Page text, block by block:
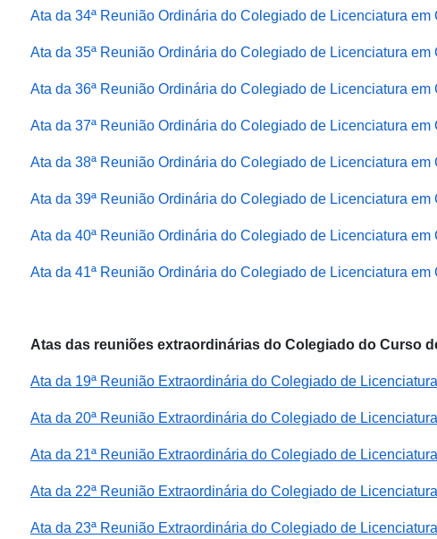
Ata da 34ª Reunião Ordinária do Colegiado de Licenciatura
Ata da 35ª Reunião Ordinária do Colegiado de Licenciatura
Ata da 36ª Reunião Ordinária do Colegiado de Licenciatura
Ata da 37ª Reunião Ordinária do Colegiado de Licenciatura
Ata da 38ª Reunião Ordinária do Colegiado de Licenciatura
Ata da 39ª Reunião Ordinária do Colegiado de Licenciatura
Ata da 40ª Reunião Ordinária do Colegiado de Licenciatura
Ata da 41ª Reunião Ordinária do Colegiado de Licenciatura
Atas das reuniões extraordinárias do Colegiado do Curso
Ata da 19ª Reunião Extraordinária do Colegiado de
Ata da 20ª Reunião Extraordinária do Colegiado de
Ata da 21ª Reunião Extraordinária do Colegiado de
Ata da 22ª Reunião Extraordinária do Colegiado de
Ata da 23ª Reunião Extraordinária do Colegiado de